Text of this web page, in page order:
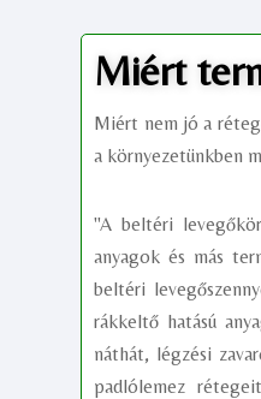
Miért
Miért nem jó a
a környezetünkben
"A beltéri
anyagok és más
beltéri
rákkeltő hatású
náthát, légzési
padlólemez